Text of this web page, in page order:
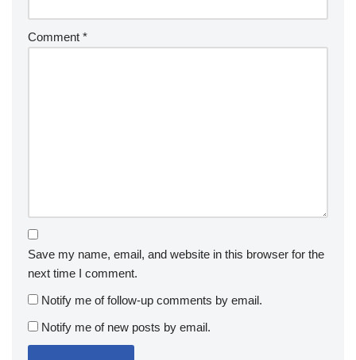
Comment *
Save my name, email, and website in this browser for the
next time I comment.
Notify me of follow-up comments by email.
Notify me of new posts by email.